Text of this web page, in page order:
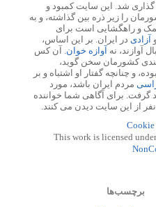
در ۱۳ اسفند ۱۳۸۷ پایه گذاری شد. این سایت کمبود و
را زیر ذره بین گذاشته، و به
و راهگشایی است برای
آزادی در ایران. بر این اساس،
آوازند، نه آوازه خوان. آن کس
کشورمان سخن گوید،
و چنانچه گفتار او اشتباه و بر
مردم ایران باشد، مورد
گرفت. برای آگاهی شما خواننده
This work is licensed
برچسب‌ها